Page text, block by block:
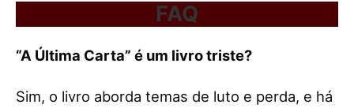
FAQ
“A Última Carta” é um livro triste?
Sim, o livro aborda temas de luto e perda, e há